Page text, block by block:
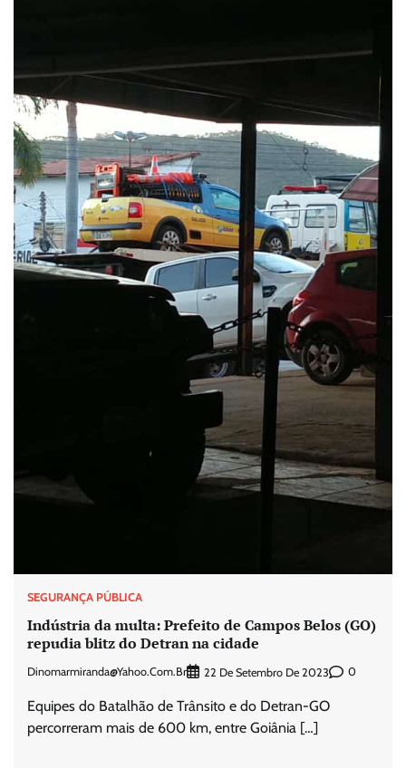
SEGURANÇA PÚBLICA
Indústria da multa: Prefeito de Campos Belos (GO)
repudia blitz do Detran na cidade
Dinomarmiranda@yahoo.com.br 22 De Setembro De 2023 0
Equipes do Batalhão de Trânsito e do Detran-GO
percorreram mais de 600 km, entre Goiânia […]